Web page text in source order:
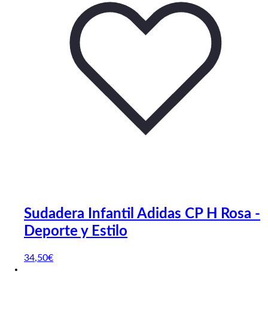
Sudadera Infantil Adidas CP H Rosa -
Deporte y Estilo
34,50€